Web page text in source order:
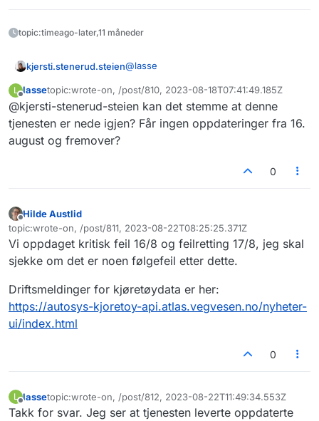
topic:timeago-later,11 måneder
kjersti.stenerud.steien@lasse
Nå har vi fått svar fra Vegvesenet.
"Vi har hatt en teknisk feil siden fredag
9. september, slik at ikke alle kjøretøy
opp (siden i går) får jeg beskjed om via
L
Frakoblet
lassetopic:wrote-on, /post/810, 2023-08-18T07:41:49.185Z
Sist endret av
@kjersti-stenerud-steien kan det stemme at denne
tjenesten er nede igjen? Får ingen oppdateringer fra 16.
august og fremover?
0
Frakoblet
Hilde Austlid
topic:wrote-on, /post/811, 2023-08-22T08:25:25.371Z
Sist endret av
Vi oppdaget kritisk feil 16/8 og feilretting 17/8, jeg skal
sjekke om det er noen følgefeil etter dette.
Driftsmeldinger for kjøretøydata er her:
https://autosys-kjoretoy-api.atlas.vegvesen.no/nyheter-
ui/index.html
0
L
Frakoblet
lassetopic:wrote-on, /post/812, 2023-08-22T11:49:34.553Z
Sist endret av
Takk for svar. Jeg ser at tjenesten leverte oppdaterte